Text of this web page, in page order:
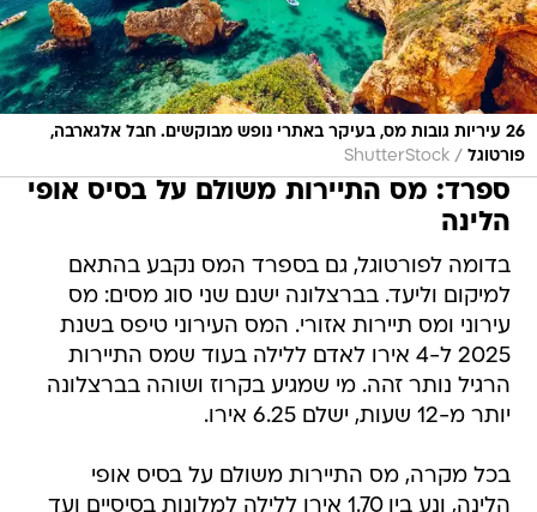
26 עיריות גובות מס, בעיקר באתרי נופש מבוקשים. חבל אלגארבה,
פורטוגל /
ShutterStock
ספרד: מס התיירות משולם על בסיס אופי
הלינה
בדומה לפורטוגל, גם בספרד המס נקבע בהתאם
למיקום וליעד. בברצלונה ישנם שני סוג מסים: מס
עירוני ומס תיירות אזורי. המס העירוני טיפס בשנת
2025 ל-4 אירו לאדם ללילה בעוד שמס התיירות
הרגיל נותר זהה. מי שמגיע בקרוז ושוהה בברצלונה
יותר מ-12 שעות, ישלם 6.25 אירו.
בכל מקרה, מס התיירות משולם על בסיס אופי
הלינה, ונע בין 1.70 אירו ללילה למלונות בסיסיים ועד